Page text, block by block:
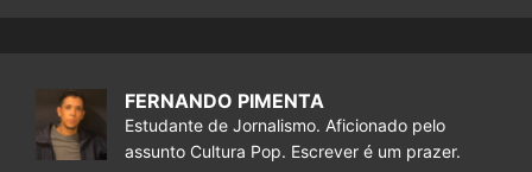
FERNANDO PIMENTA
Estudante de Jornalismo. Aficionado pelo
assunto Cultura Pop. Escrever é um prazer.